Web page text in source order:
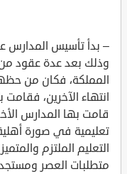
– بدأ تأسيس المدارس
وذلك بعد عدة عقود من
المملكة، فكان من
انتهاء الآخرين،
قامت بها المدارس
تعليمية في صورة
التعليم الملتزم
متطلبات العصر